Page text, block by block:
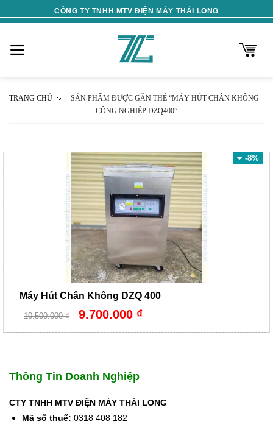
to
CÔNG TY TNHH MTV ĐIỆN MÁY THÁI LONG
TRANG CHỦ
SẢN PHẨM ĐƯỢC GẮN THẺ “MÁY HÚT CHÂN KHÔNG
CÔNG NGHIỆP DZQ400”
-8%
Máy Hút Chân Không DZQ 400
10.500.000₫
Giá
gốc
10.500.000 ₫.
9.700.000 ₫Giá
hiện
là:
Thông Tin Doanh Nghiệp
CTY TNHH MTV ĐIỆN MÁY THÁI LONG
Mã số thuế: 0318 408 182